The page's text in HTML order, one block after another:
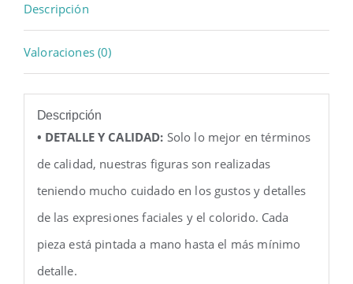
Descripción
Valoraciones (0)
Descripción
• DETALLE Y CALIDAD: Solo lo mejor en términos
de calidad, nuestras figuras son realizadas
teniendo mucho cuidado en los gustos y detalles
de las expresiones faciales y el colorido. Cada
pieza está pintada a mano hasta el más mínimo
detalle.